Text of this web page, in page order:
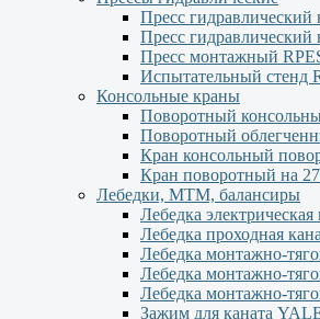
Пресс
Пресс гидравлический
Пресс монтажный
Испытательный стенд
Консольные краны
Поворотный
Поворотный
Кран консольный
Кран поворотный на
Лебедки, МТМ, балансиры
Лебедка
Лебедка проходная
Лебедка монтажно-
Лебедка монтажно-
Лебедка монтажно-
Зажим для каната